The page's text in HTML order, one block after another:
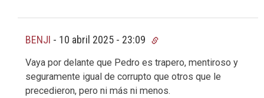
BENJI - 10 abril 2025 - 23:09
Vaya por delante que Pedro es trapero, mentiroso y
seguramente igual de corrupto que otros que le
precedieron, pero ni más ni menos.